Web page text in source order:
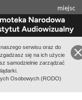
serwisu oraz do
się na ich użycie
samodzielnie zarządzać
Osobowych (RODO)
miejsc
Instytut Historii PAN
jest Filmoteka
- Instytut Audiowizualny